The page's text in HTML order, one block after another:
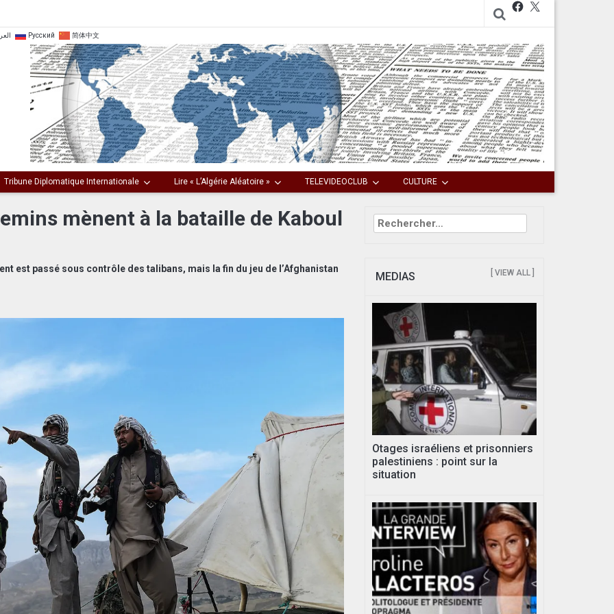
Русский 简体中文
Facebook
Tribune Diplomatique Internationale Lire « L’Algérie Aléatoire » TELEVIDEOCLUB CULTURE
mènent à la bataille de Kaboul
est passé sous contrôle des talibans, mais la fin du jeu de l’Afghanistan
Rechercher :
MEDIAS [ VIEW ALL ]
Otages israéliens et prisonniers
palestiniens : point sur la
situation